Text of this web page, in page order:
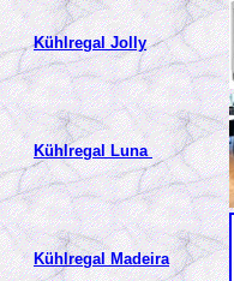
Kühlregal Jolly
Kühlregal Luna
Kühlregal Madeira